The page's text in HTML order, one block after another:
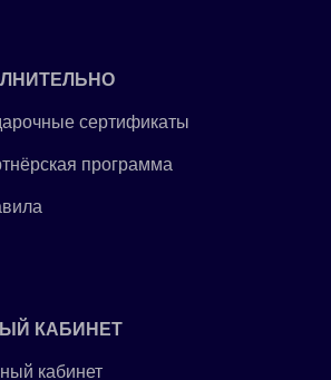
сертификаты
программа
КАБИНЕТ
кабинет